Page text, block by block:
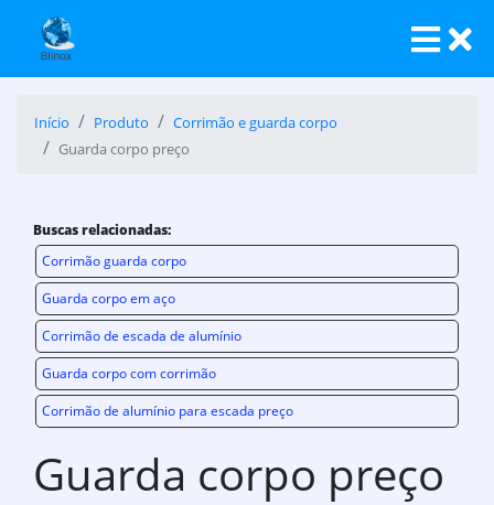
Início Produto
Corrimão e guarda corpo
Guarda corpo preço
Buscas relacionadas:
Corrimão guarda corpo
Guarda corpo em aço
Corrimão de escada de alumínio
Guarda corpo com corrimão
Corrimão de alumínio para escada preço
Guarda corpo preço